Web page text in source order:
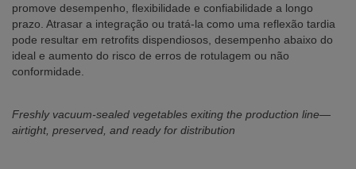
promove desempenho, flexibilidade e confiabilidade a longo
prazo. Atrasar a integração ou tratá-la como uma reflexão tardia
pode resultar em retrofits dispendiosos, desempenho abaixo do
ideal e aumento do risco de erros de rotulagem ou não
conformidade.
Freshly vacuum-sealed vegetables exiting the production line—
airtight, preserved, and ready for distribution